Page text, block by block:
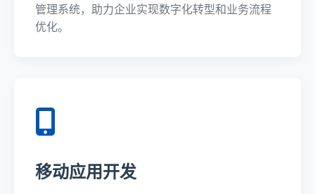
管理系统，助力企业实现数字化转型和业务流程
优化。
移动应用开发